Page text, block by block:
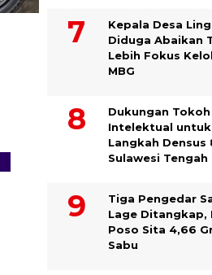
Kepala Desa
Diduga Abaikan
Lebih Fokus
MBG
Dukungan Tokoh
Intelektual untuk
Langkah Densus
Sulawesi Tengah
Tiga Pengedar
Lage Ditangkap,
Poso Sita 4,66
Sabu